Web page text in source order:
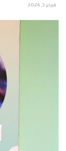
فبراير 3, 2026